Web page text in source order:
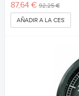
87,64 € 92,25 €
AÑADIR A LA CESTA